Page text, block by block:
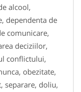
alcool,
dependenta de
comunicare,
deciziilor,
conflictului,
obezitate,
separare, doliu,